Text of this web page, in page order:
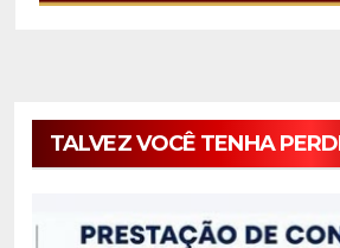
TALVEZ VOCÊ TENHA